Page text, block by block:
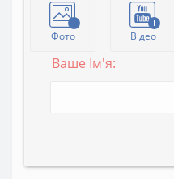
Фото Відео
Ваше Ім'я: